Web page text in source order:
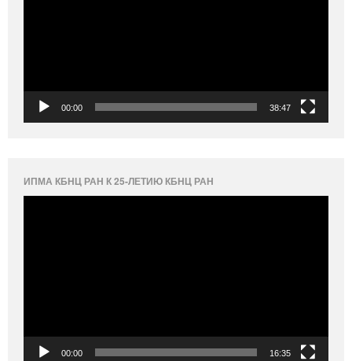
00:00 38:47
ИПМА КБНЦ РАН К 25-ЛЕТИЮ КБНЦ РАН
00:00 16:35